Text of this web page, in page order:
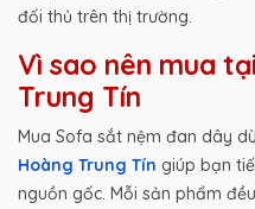
đối thủ trên thị trường.
Vì sao nên mua
Trung Tín
Mua Sofa sắt nệm đan dây
Hoàng Trung Tín giúp bạn
nguồn gốc. Mỗi sản phẩm